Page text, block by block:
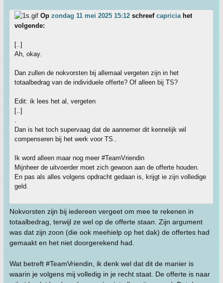
Op zondag 11 mei 2025 15:12 schreef capricia het
volgende:
[..]
Ah, okay.
Dan zullen de nokvorsten bij allemaal vergeten zijn in het
totaalbedrag van de individuele offerte? Of alleen bij TS?
Edit: ik lees het al, vergeten
[..]
Dan is het toch supervaag dat de aannemer dit kennelijk wil
compenseren bij het werk voor TS..
Ik word alleen maar nog meer #TeamVriendin
Mijnheer de uitvoerder moet zich gewoon aan de offerte houden.
En pas als alles volgens opdracht gedaan is, krijgt ie zijn volledige
geld.
Nokvorsten zijn bij iedereen vergeet om mee te rekenen in
totaalbedrag, terwijl ze wel op de offerte staan. Zijn argument
was dat zijn zoon (die ook meehielp op het dak) de offertes had
gemaakt en het niet doorgerekend had.
Wat betreft #TeamVriendin, ik denk wel dat dit de manier is
waarin je volgens mij volledig in je recht staat. De offerte is naar